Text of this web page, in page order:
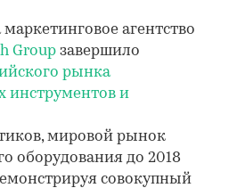
маркетинговое агентство
Group завершило
рынка
инструментов и
мировой рынок
оборудования до 2018
совокупный